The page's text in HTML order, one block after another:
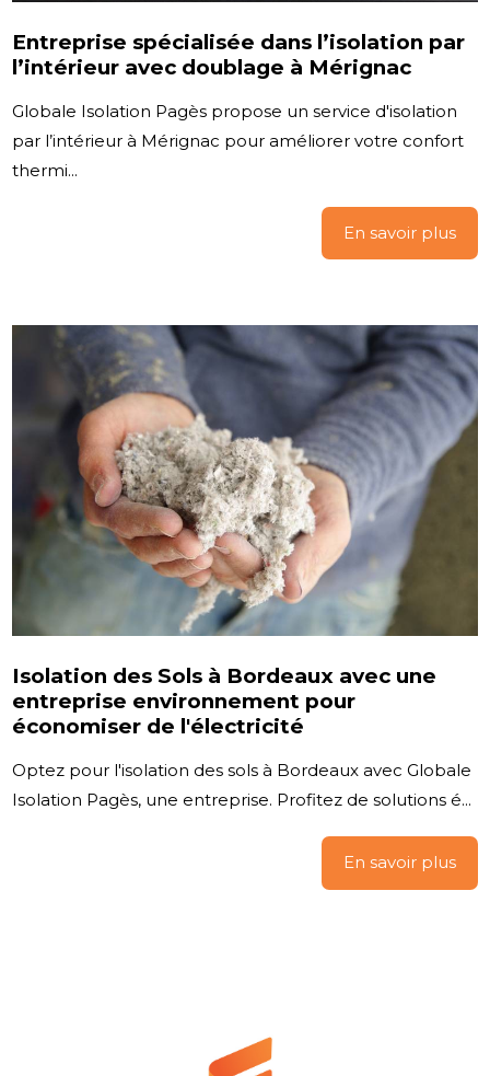
Entreprise spécialisée dans l’isolation par
l’intérieur avec doublage à Mérignac
Globale Isolation Pagès propose un service d'isolation
par l’intérieur à Mérignac pour améliorer votre confort
thermi...
En savoir plus
Isolation des Sols à Bordeaux avec une
entreprise environnement pour
économiser de l'électricité
Optez pour l'isolation des sols à Bordeaux avec Globale
Isolation Pagès, une entreprise. Profitez de solutions é...
En savoir plus